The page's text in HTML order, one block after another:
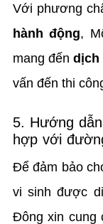
Với phương
hành động,
mang đến dịch
vấn đến thi
5. Hướng
hợp với
Để đảm bảo
vi sinh được
Đông xin cung